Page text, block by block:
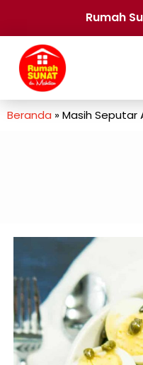
Rumah
Beranda »Masih Seputar